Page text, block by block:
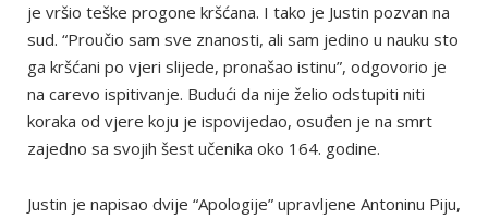
je vršio teške progone kršćana. I tako je Justin pozvan na
sud. “Proučio sam sve znanosti, ali sam jedino u nauku sto
ga kršćani po vjeri slijede, pronašao istinu”, odgovorio je
na carevo ispitivanje. Budući da nije želio odstupiti niti
koraka od vjere koju je ispovijedao, osuđen je na smrt
zajedno sa svojih šest učenika oko 164. godine.
Justin je napisao dvije “Apologije” upravljene Antoninu Piju,